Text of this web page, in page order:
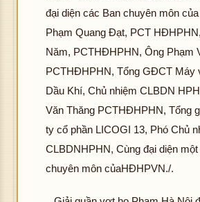
đại diện các Ban chuyên môn
Phạm Quang Đạt, PCT
Năm, PCTHĐHPHN, Ông Phạm
PCTHĐHPHN, Tổng GĐCT Máy
Dầu Khí, Chủ nhiệm CLBDN
Văn Thăng PCTHĐHPHN, Tổng
ty cổ phần LICOGI 13, Phó Chủ
CLBDNHPHN, Cùng đại diện
chuyên môn củaHĐHPVN./.